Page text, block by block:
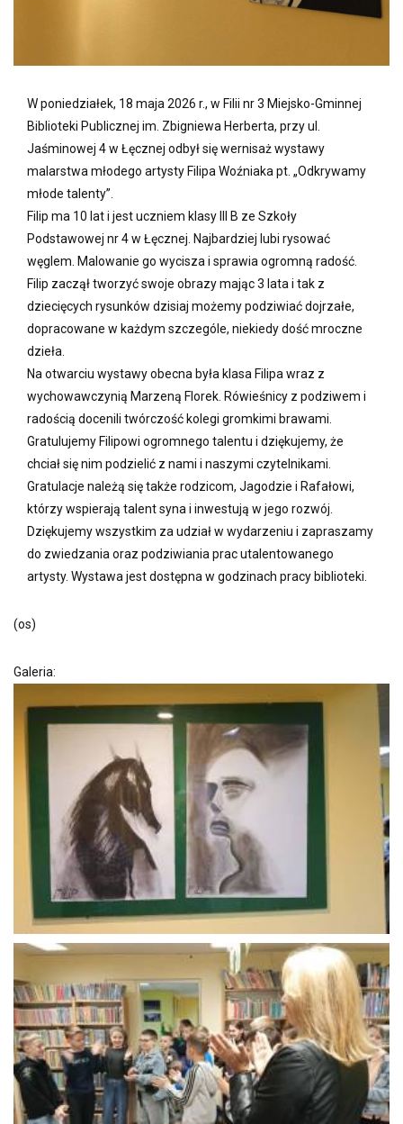
W poniedziałek, 18 maja 2026 r., w Filii nr 3 Miejsko-Gminnej
Biblioteki Publicznej im. Zbigniewa Herberta, przy ul.
Jaśminowej 4 w Łęcznej odbył się wernisaż wystawy
malarstwa młodego artysty Filipa Woźniaka pt. „Odkrywamy
młode talenty”.
Filip ma 10 lat i jest uczniem klasy III B ze Szkoły
Podstawowej nr 4 w Łęcznej. Najbardziej lubi rysować
węglem. Malowanie go wycisza i sprawia ogromną radość.
Filip zaczął tworzyć swoje obrazy mając 3 lata i tak z
dziecięcych rysunków dzisiaj możemy podziwiać dojrzałe,
dopracowane w każdym szczególe, niekiedy dość mroczne
dzieła.
Na otwarciu wystawy obecna była klasa Filipa wraz z
wychowawczynią Marzeną Florek. Rówieśnicy z podziwem i
radością docenili twórczość kolegi gromkimi brawami.
Gratulujemy Filipowi ogromnego talentu i dziękujemy, że
chciał się nim podzielić z nami i naszymi czytelnikami.
Gratulacje należą się także rodzicom, Jagodzie i Rafałowi,
którzy wspierają talent syna i inwestują w jego rozwój.
Dziękujemy wszystkim za udział w wydarzeniu i zapraszamy
do zwiedzania oraz podziwiania prac utalentowanego
artysty. Wystawa jest dostępna w godzinach pracy biblioteki.
(os)
Galeria: